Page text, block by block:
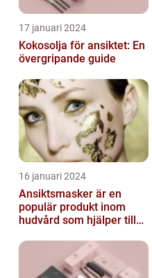
17 januari 2024
Kokosolja för ansiktet: En
övergripande guide
16 januari 2024
Ansiktsmasker är en
populär produkt inom
hudvård som hjälper till
näring åt hud...